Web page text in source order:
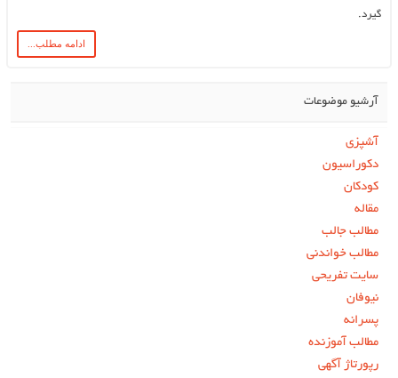
گیرد.
ادامه مطلب...
آرشیو موضوعات
آشپزی
دکوراسیون
کودکان
مقاله
مطالب جالب
مطالب خواندنی
سایت تفریحی
نیوفان
پسرانه
مطالب آموزنده
رپورتاژ آگهی